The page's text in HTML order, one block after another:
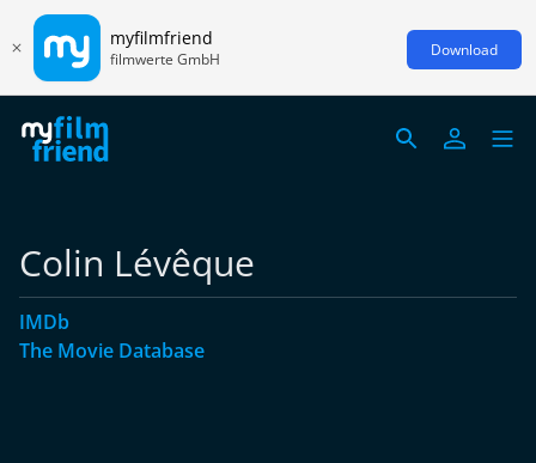
myfilmfriend
filmwerte GmbH Download
Colin Lévêque
IMDb
The Movie Database